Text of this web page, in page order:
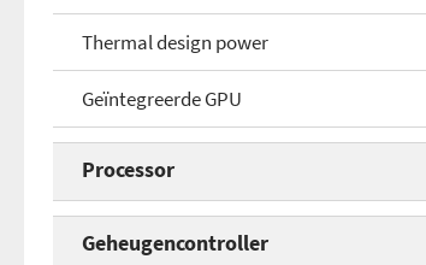
Thermal design power
Geïntegreerde GPU
Processor
Processorserie
Geheugencontroller